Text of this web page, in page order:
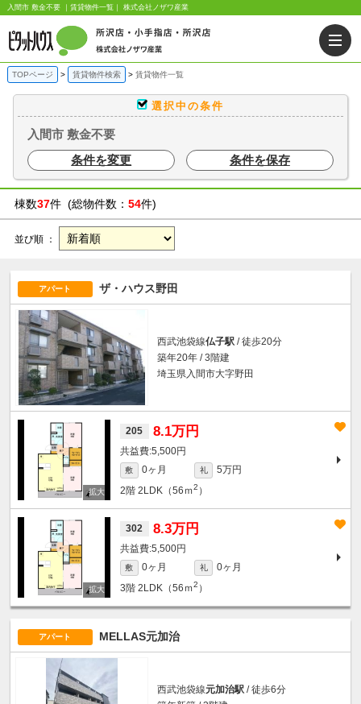
入間市 敷金不要 ｜賃貸物件一覧｜ 株式会社ノザワ産業
TOPページ 賃貸物件検索 賃貸物件一覧
選択中の条件
入間市 敷金不要
条件を変更
条件を保存
棟数37件 (総物件数： 54件)
並び順 ：
アパート ザ・ハウス野田
西武池袋線仏子駅 / 徒歩20分
築年20年 / 3階建
埼玉県入間市大字野田
205 8.1万円
5,500円
敷 0ヶ月 礼
5万円
2階 2LDK（56ｍ2 ）
302 8.3万円
5,500円
敷 0ヶ月 礼
0ヶ月
3階 2LDK（56ｍ2 ）
アパート MELLAS元加治
西武池袋線元加治駅 / 徒歩6分